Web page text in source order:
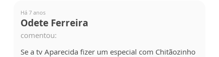
Há 7 anos
Odete Ferreira
comentou:
Se a tv Aparecida fizer um especial com Chitãozinho